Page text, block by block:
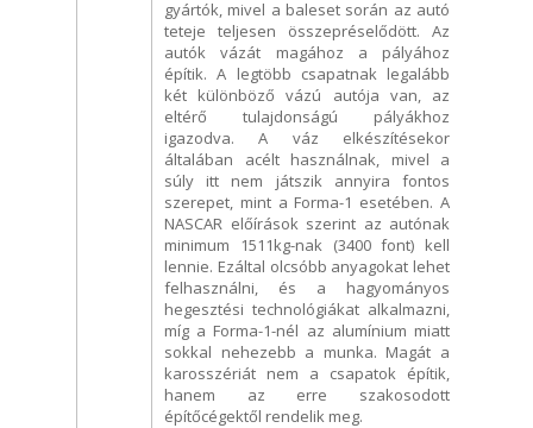
gyártók, mivel a baleset során az autó
teteje teljesen összepréselődött. Az
autók vázát magához a pályához
építik. A legtöbb csapatnak legalább
két különböző vázú autója van, az
eltérő tulajdonságú pályákhoz
igazodva. A váz elkészítésekor
általában acélt használnak, mivel a
súly itt nem játszik annyira fontos
szerepet, mint a Forma-1 esetében. A
NASCAR előírások szerint az autónak
minimum 1511kg-nak (3400 font) kell
lennie. Ezáltal olcsóbb anyagokat lehet
felhasználni, és a hagyományos
hegesztési technológiákat alkalmazni,
míg a Forma-1-nél az alumínium miatt
sokkal nehezebb a munka. Magát a
karosszériát nem a csapatok építik,
hanem az erre szakosodott
építőcégektől rendelik meg.